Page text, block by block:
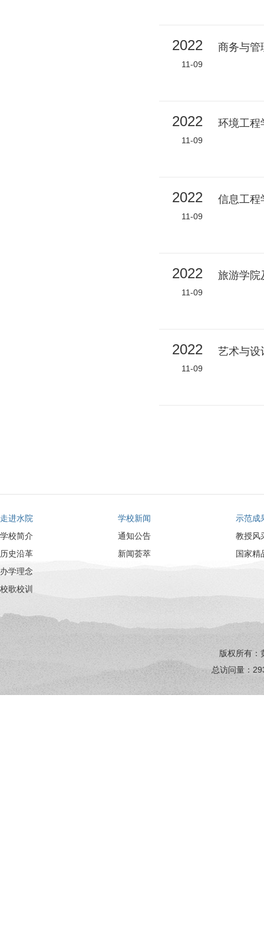
2022
11-09
商务与管
2022
11-09
环境工程
2022
11-09
信息工程
2022
11-09
旅游学院
2022
11-09
艺术与设
走进水院
学校简介
历史沿革
办学理念
校歌校训
学校新闻
通知公告
新闻荟萃
示范成
教授风
国家精
版权所有：
总访问量：